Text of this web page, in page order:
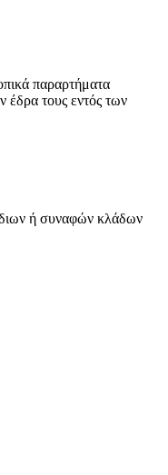
παραρτήματα
έδρα τους εντός των
ή συναφών κλάδων